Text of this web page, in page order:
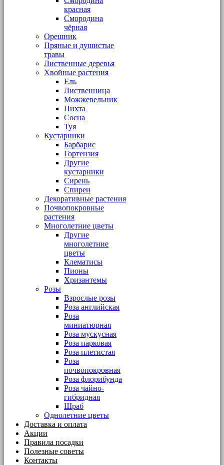
красная
Смородина
чёрная
Орешник
Пряные и душистые
травы
Лиственные деревья
Хвойные растения
Ель
Лиственница
Можжевельник
Пихта
Сосна
Туя
Кустарники
Барбарис
Гортензия
Другие
кустарники
Сирень
Спиреи
Декоративные растения
Почвопокровные
растения
Многолетние цветы
Другие
многолетние
цветы
Клематисы
Пионы
Хризантемы
Розы
Взрослые розы
Роза английская
Роза
миниатюрная
Роза мускусная
Роза парковая
Роза плетистая
Роза
почвопокровная
Роза флорибунда
Роза чайно-
гибридная
Шраб
Однолетние цветы
Доставка и оплата
Акции
Правила посадки
Полезные советы
Контакты